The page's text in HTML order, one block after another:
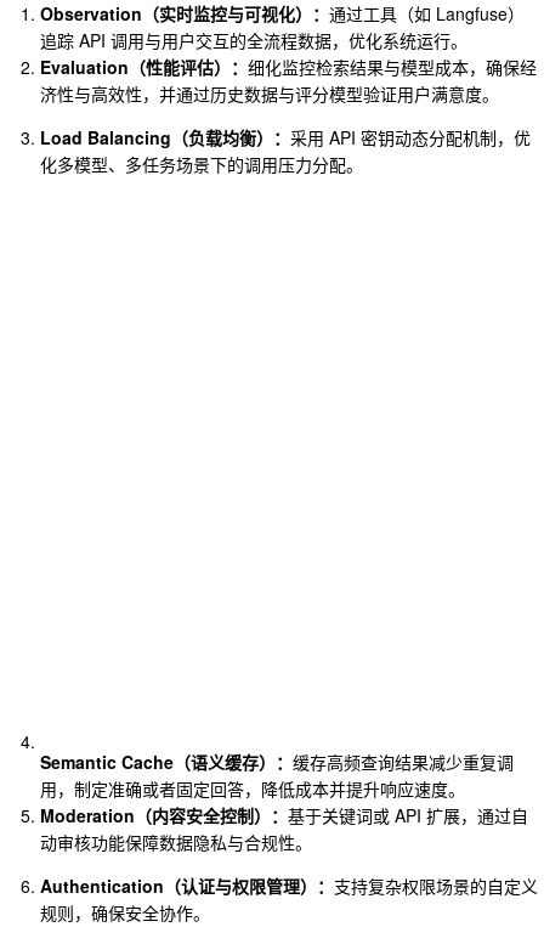
Observation（实时监控与可视化）： 通过工具（如 Langfuse）
追踪 API 调用与用户交互的全流程数据，优化系统运行。
Evaluation（性能评估）： 细化监控检索结果与模型成本，确保经
济性与高效性，并通过历史数据与评分模型验证用户满意度。
Load Balancing（负载均衡）： 采用 API 密钥动态分配机制，优
化多模型、多任务场景下的调用压力分配。
Semantic Cache（语义缓存）： 缓存高频查询结果减少重复调
用，制定准确或者固定回答，降低成本并提升响应速度。
Moderation（内容安全控制）： 基于关键词或 API 扩展，通过自
动审核功能保障数据隐私与合规性。
Authentication（认证与权限管理）： 支持复杂权限场景的自定义
规则，确保安全协作。